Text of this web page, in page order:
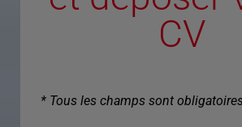
CV
* Tous les champs sont